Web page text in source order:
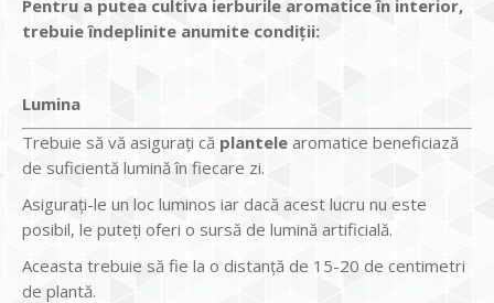
Pentru a putea cultiva ierburile aromatice în interior,
trebuie îndeplinite anumite condiţii:
Lumina
Trebuie să vă asiguraţi că plantele aromatice beneficiază
de suficientă lumină în fiecare zi.
Asiguraţi-le un loc luminos iar dacă acest lucru nu este
posibil, le puteţi oferi o sursă de lumină artificială.
Aceasta trebuie să fie la o distanţă de 15-20 de centimetri
de plantă.